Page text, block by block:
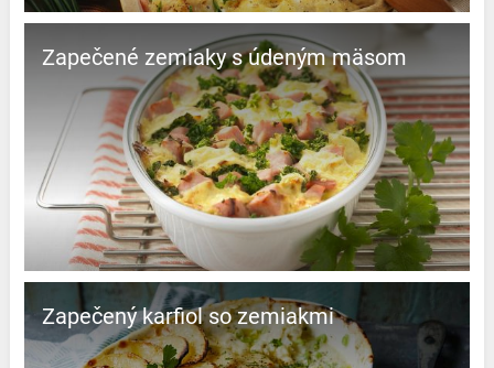
Zapečené zemiaky s údeným mäsom
Zapečený karfiol so zemiakmi